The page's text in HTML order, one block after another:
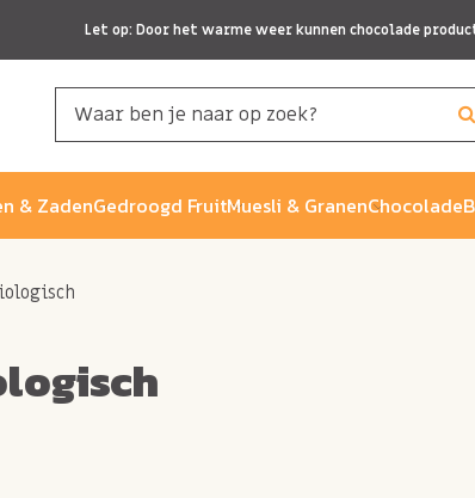
Let op: Door het warme weer kunnen chocolade
& ZadenGedroogd FruitMuesli & GranenChocolade